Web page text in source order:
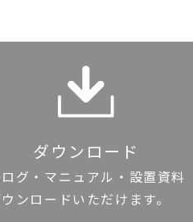
ダウンロード
グ・マニュアル・設置資料
ンロードいただけます。